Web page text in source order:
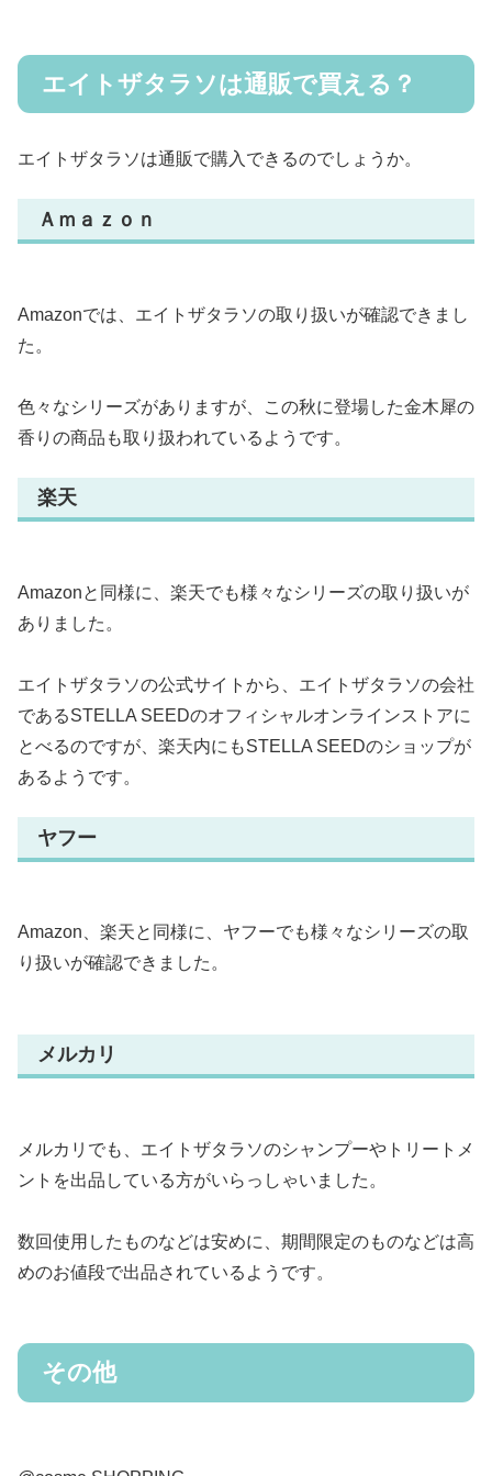
エイトザタラソは通販で買える？
エイトザタラソは通販で購入できるのでしょうか。
Ａｍａｚｏｎ
Amazonでは、エイトザタラソの取り扱いが確認できまし
た。
色々なシリーズがありますが、この秋に登場した金木犀の
香りの商品も取り扱われているようです。
楽天
Amazonと同様に、楽天でも様々なシリーズの取り扱いが
ありました。
エイトザタラソの公式サイトから、エイトザタラソの会社
であるSTELLA SEEDのオフィシャルオンラインストアに
とべるのですが、楽天内にもSTELLA SEEDのショップが
あるようです。
ヤフー
Amazon、楽天と同様に、ヤフーでも様々なシリーズの取
り扱いが確認できました。
メルカリ
メルカリでも、エイトザタラソのシャンプーやトリートメ
ントを出品している方がいらっしゃいました。
数回使用したものなどは安めに、期間限定のものなどは高
めのお値段で出品されているようです。
その他